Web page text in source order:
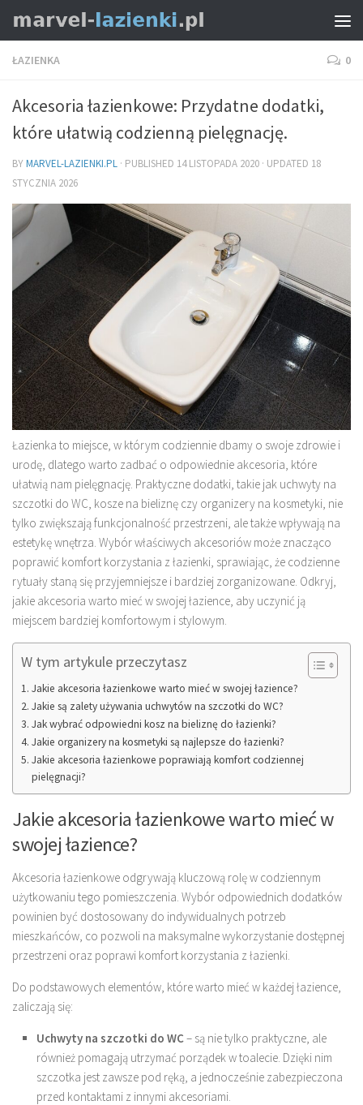
ŁAZIENKA 0
Akcesoria łazienkowe: Przydatne dodatki,
które ułatwią codzienną pielęgnację.
BYMARVEL-LAZIENKI.PL · PUBLISHED 14 LISTOPADA 2020 · UPDATED 18
STYCZNIA 2026
Łazienka to miejsce, w którym codziennie dbamy o swoje zdrowie i
urodę, dlatego warto zadbać o odpowiednie akcesoria, które
ułatwią nam pielęgnację. Praktyczne dodatki, takie jak uchwyty na
szczotki do WC, kosze na bieliznę czy organizery na kosmetyki, nie
tylko zwiększają funkcjonalność przestrzeni, ale także wpływają na
estetykę wnętrza. Wybór właściwych akcesoriów może znacząco
poprawić komfort korzystania z łazienki, sprawiając, że codzienne
rytuały staną się przyjemniejsze i bardziej zorganizowane. Odkryj,
jakie akcesoria warto mieć w swojej łazience, aby uczynić ją
miejscem bardziej komfortowym i stylowym.
W tym artykule przeczytasz
Jakie akcesoria łazienkowe warto mieć w swojej łazience?
Jakie są zalety używania uchwytów na szczotki do WC?
Jak wybrać odpowiedni kosz na bieliznę do łazienki?
Jakie organizery na kosmetyki są najlepsze do łazienki?
Jakie akcesoria łazienkowe poprawiają komfort codziennej
pielęgnacji?
Jakie akcesoria łazienkowe warto mieć w
swojej łazience?
Akcesoria łazienkowe odgrywają kluczową rolę w codziennym
użytkowaniu tego pomieszczenia. Wybór odpowiednich dodatków
powinien być dostosowany do indywidualnych potrzeb
mieszkańców, co pozwoli na maksymalne wykorzystanie dostępnej
przestrzeni oraz poprawi komfort korzystania z łazienki.
Do podstawowych elementów, które warto mieć w każdej łazience,
zaliczają się:
Uchwyty na szczotki do WC– są nie tylko praktyczne, ale
również pomagają utrzymać porządek w toalecie. Dzięki nim
szczotka jest zawsze pod ręką, a jednocześnie zabezpieczona
przed kontaktami z innymi akcesoriami.